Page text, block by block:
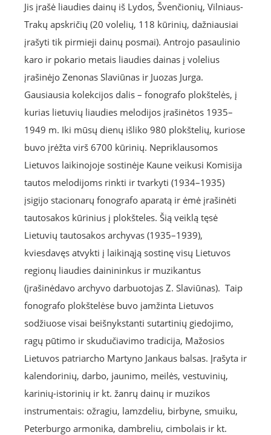
Jis įrašė liaudies dainų iš Lydos, Švenčionių, Vilniaus-
Trakų apskričių (20 volelių, 118 kūrinių, dažniausiai
įrašyti tik pirmieji dainų posmai). Antrojo pasaulinio
karo ir pokario metais liaudies dainas į volelius
įrašinėjo Zenonas Slaviūnas ir Juozas Jurga.
Gausiausia kolekcijos dalis – fonografo plokštelės, į
kurias lietuvių liaudies melodijos įrašinėtos 1935–
1949 m. Iki mūsų dienų išliko 980 plokštelių, kuriose
buvo įrėžta virš 6700 kūrinių. Nepriklausomos
Lietuvos laikinojoje sostinėje Kaune veikusi Komisija
tautos melodijoms rinkti ir tvarkyti (1934–1935)
įsigijo stacionarų fonografo aparatą ir ėmė įrašinėti
tautosakos kūrinius į plokšteles. Šią veiklą tęsė
Lietuvių tautosakos archyvas (1935–1939),
kviesdavęs atvykti į laikinąją sostinę visų Lietuvos
regionų liaudies dainininkus ir muzikantus
(įrašinėdavo archyvo darbuotojas Z. Slaviūnas). Taip
fonografo plokštelėse buvo įamžinta Lietuvos
sodžiuose visai beišnykstanti sutartinių giedojimo,
ragų pūtimo ir skudučiavimo tradicija, Mažosios
Lietuvos patriarcho Martyno Jankaus balsas. Įrašyta ir
kalendorinių, darbo, jaunimo, meilės, vestuvinių,
karinių-istorinių ir kt. žanrų dainų ir muzikos
instrumentais: ožragiu, lamzdeliu, birbyne, smuiku,
Peterburgo armonika, dambreliu, cimbolais ir kt.